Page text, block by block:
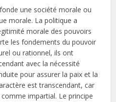
une société morale ou
morale. La politique a
morale des pouvoirs
les fondements du pouvoir
ou rationnel, ils ont
avec la nécessité
pour assurer la paix et la
est transcendant, car
impartial. Le principe